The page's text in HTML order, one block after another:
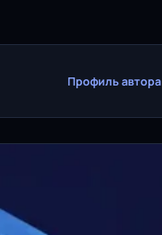
Профиль автора